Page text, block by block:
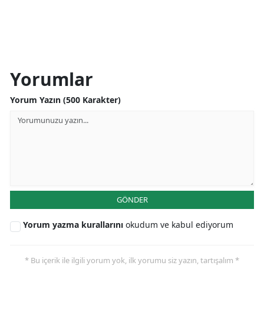
Yorumlar
Yorum Yazın (500 Karakter)
GÖNDER
Yorum yazma kurallarını okudum ve kabul ediyorum
* Bu içerik ile ilgili yorum yok, ilk yorumu siz yazın, tartışalım *